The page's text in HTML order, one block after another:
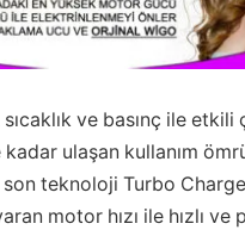
ve basınç ile etkili
ulaşan kullanım
son teknoloji Turbo
motor hızı ile hızlı ve